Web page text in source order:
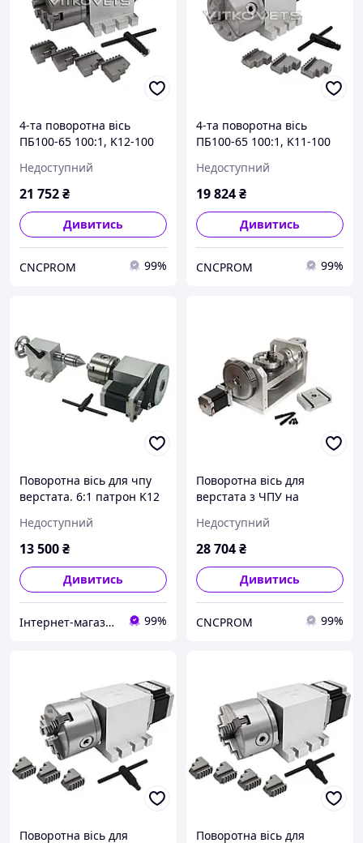
4-та поворотна вісь
ПБ100-65 100:1, K12-100
безлюфтовому
гармонічному
Недоступний
21 752₴
Дивитись
CNCPROM 99%
4-та поворотна вісь
ПБ100-65 100:1, K11-100
безлюфтовому
гармонічному
Недоступний
19 824₴
Дивитись
CNCPROM 99%
Поворотна вісь для чпу
верстата. 6:1 патрон K12
Недоступний
13 500₴
Дивитись
Інтернет-магазин "SML" 99%
Поворотна вісь для
верстата з ЧПУ на
патрон К11 100мм,
редукція 4 - тая 8:1, 5-та
Недоступний
28 704₴
Дивитись
CNCPROM 99%
Поворотна вісь для Поворотна вісь для